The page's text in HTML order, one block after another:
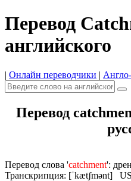
Перевод
английского
| Онлайн переводчики |
Перевод
Перевод слова 'catchment':
Транскрипция: [ˈkætʃmənt] US